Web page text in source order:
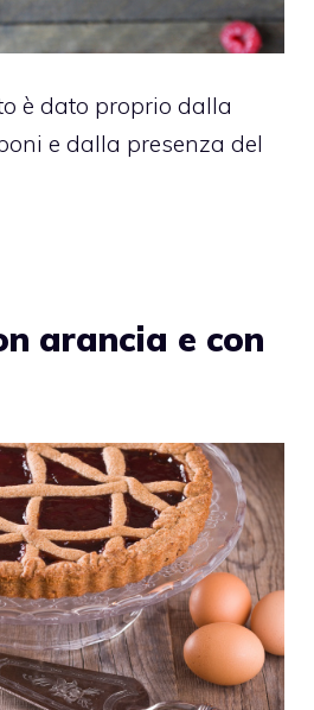
è dato proprio dalla
e dalla presenza del
arancia e con